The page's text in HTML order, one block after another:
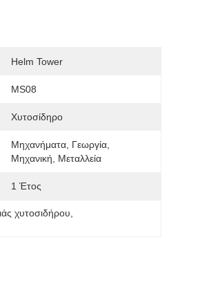
Helm Tower
MS08
Χυτοσίδηρο
Μηχανήματα, Γεωργία,
Μηχανική, Μεταλλεία
1 Έτος
χυτοσιδήρου